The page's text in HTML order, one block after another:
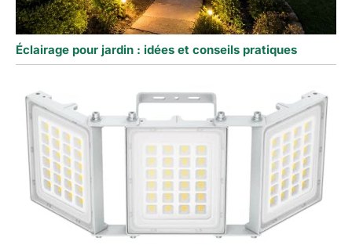
Éclairage pour jardin : idées et conseils pratiques